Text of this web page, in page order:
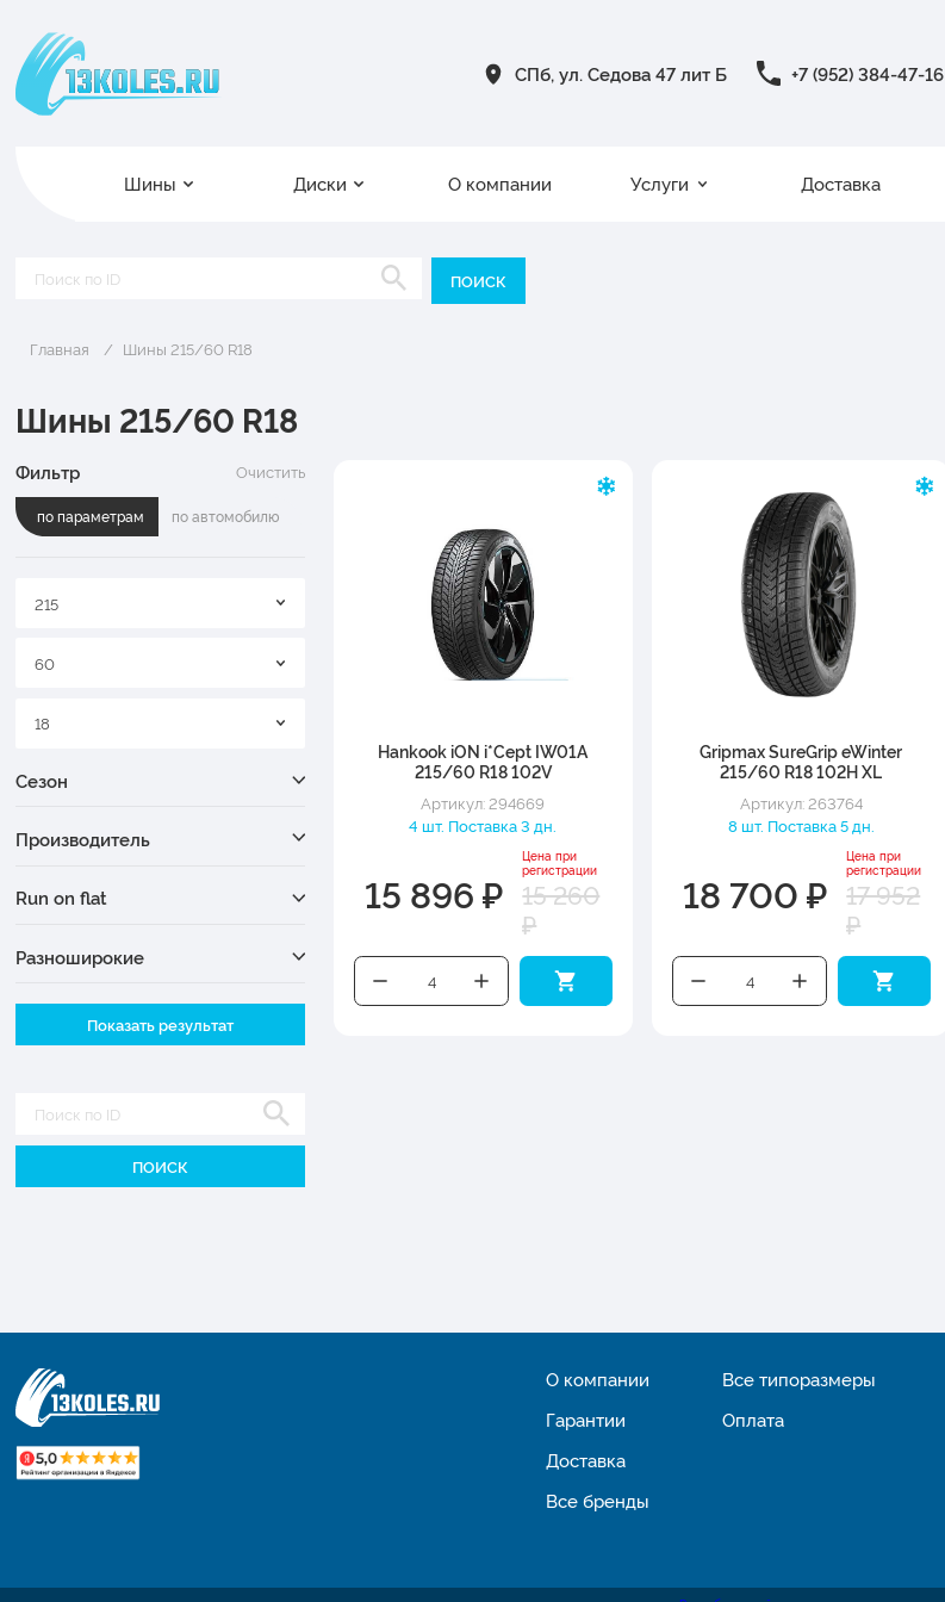
СПб, ул. Седова 47 лит Б +7 (952) 384-47-16
Шины Диски О компании Услуги Доставка
Главная Шины 215/60 R18
Шины 215/60 R18
Фильтр Очистить
по параметрам по автомобилю
215
60
18
Сезон
Производитель
Run on flat
Разноширокие
Ширина
Диаметр
Показать результат
Hankook iON i*Cept IW01A
215/60 R18 102V
Артикул: 294669
4 шт. Поставка 3 дн.
15 896 ₽
Цена при
регистрации
15 260
₽
Gripmax SureGrip eWinter
215/60 R18 102H XL
Артикул: 263764
8 шт. Поставка 5 дн.
18 700 ₽
Цена при
регистрации
17 952
₽
О компании
Гарантии
Доставка
Все бренды
Все типоразмеры
Оплата